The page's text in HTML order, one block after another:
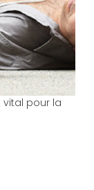
vital pour la